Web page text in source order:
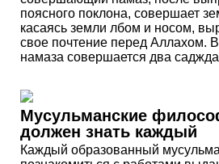
поясного поклона, совершает
касаясь земли лбом и носом,
свое почтение перед Аллахом.
намаза совершается два
Мусульманские
должен знать каждый
Каждый образованный